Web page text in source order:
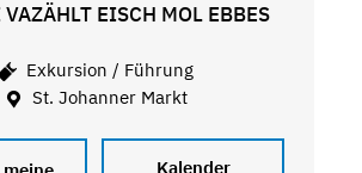
EISCH MOL EBBES
Exkursion / Führung
St. Johanner Markt
Kalender